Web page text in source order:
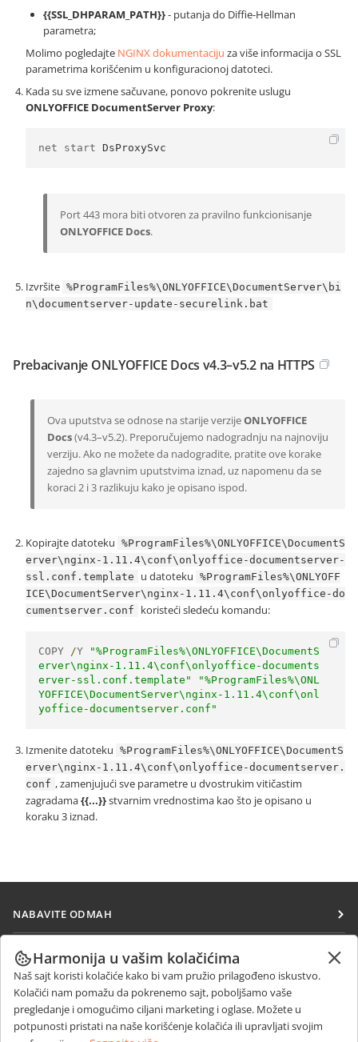
{{SSL_DHPARAM_PATH}}- putanja do Diffie-Hellman
parametra;
Molimo pogledajte NGINX dokumentaciju za više informacija o SSL
parametrima korišćenim u konfiguracionoj datoteci.
Kada su sve izmene sačuvane, ponovo pokrenite uslugu
ONLYOFFICE DocumentServer Proxy:
net start DsProxySvc
Port 443 mora biti otvoren za pravilno funkcionisanje
ONLYOFFICE Docs.
Izvršite %ProgramFiles%\ONLYOFFICE\DocumentServer\bi
n\documentserver-update-securelink.bat
Prebacivanje ONLYOFFICE Docs v4.3–v5.2 na HTTPS
Ova uputstva se odnose na starije verzijeONLYOFFICE
Docs(v4.3–v5.2). Preporučujemo nadogradnju na najnoviju
verziju. Ako ne možete da nadogradite, pratite ove korake
zajedno sa glavnim uputstvima iznad, uz napomenu da se
koraci 2 i 3 razlikuju kako je opisano ispod.
Kopirajte datoteku %ProgramFiles%\ONLYOFFICE\DocumentS
erver\nginx-1.11.4\conf\onlyoffice-documentserver-
ssl.conf.template
u datoteku %ProgramFiles%\ONLYOFF
ICE\DocumentServer\nginx-1.11.4\conf\onlyoffice-do
cumentserver.conf
koristeći sledeću komandu:
COPY /Y
"%ProgramFiles%\ONLYOFFICE\DocumentS
erver\nginx-1.11.4\conf\onlyoffice-documents
erver-ssl.conf.template"
"%ProgramFiles%\ONL
YOFFICE\DocumentServer\nginx-1.11.4\conf\onl
yoffice-documentserver.conf"
Izmenite datoteku %ProgramFiles%\ONLYOFFICE\DocumentS
erver\nginx-1.11.4\conf\onlyoffice-documentserver.
conf , zamenjujući sve parametre u dvostrukim vitičastim
zagradama{{...}}stvarnim vrednostima kao što je opisano u
koraku 3 iznad.
NABAVITE ODMAH
Docs
DocSpace
Workspace
Konektori
SARAĐUJTE
Za doprinosioce
Za prevodioce
Za influensere
PRIMAJTE VESTI
Blog
DOBIJTE POMOĆ
Harmonija u vašim kolačićima
Naš sajt koristi kolačiće kako bi vam pružio prilagođeno iskustvo.
Kolačići nam pomažu da pokrenemo sajt, poboljšamo vaše
pregledanje i omogućimo ciljani marketing i oglase. Možete u
potpunosti pristati na naše korišćenje kolačića ili upravljati svojim